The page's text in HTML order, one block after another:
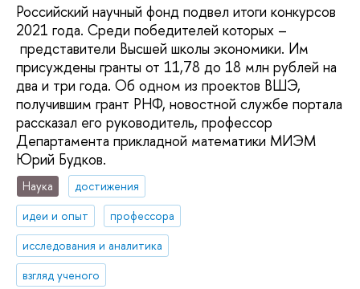
Российский научный фонд подвел итоги конкурсов
2021 года. Среди победителей которых –
представители Высшей школы экономики. Им
присуждены гранты от 11,78 до 18 млн рублей на
два и три года. Об одном из проектов ВШЭ,
получившим грант РНФ, новостной службе портала
рассказал его руководитель, профессор
Департамента прикладной математики МИЭМ
Юрий Будков.
Наука
достижения
идеи и опыт
профессора
исследования и аналитика
взгляд ученого